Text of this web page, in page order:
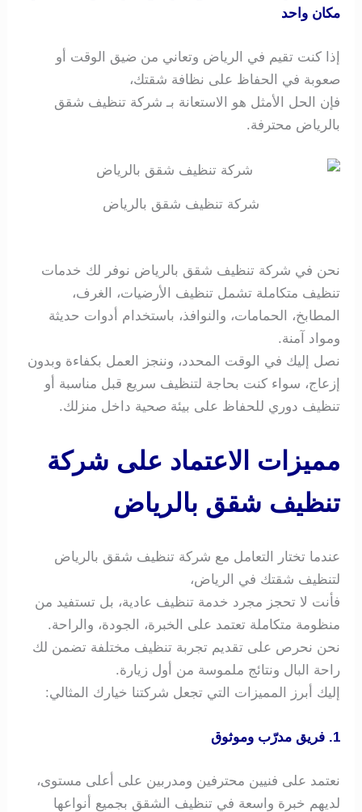
مكان واحد
إذا كنت تقيم في الرياض وتعاني من ضيق الوقت أو
صعوبة في الحفاظ على نظافة شقتك،
فإن الحل الأمثل هو الاستعانة بـ شركة تنظيف شقق
بالرياض محترفة.
شركة تنظيف شقق بالرياض
نحن في شركة تنظيف شقق بالرياض نوفر لك خدمات
تنظيف متكاملة تشمل تنظيف الأرضيات، الغرف،
المطابخ، الحمامات، والنوافذ، باستخدام أدوات حديثة
ومواد آمنة.
نصل إليك في الوقت المحدد، وننجز العمل بكفاءة وبدون
إزعاج، سواء كنت بحاجة لتنظيف سريع قبل مناسبة أو
تنظيف دوري للحفاظ على بيئة صحية داخل منزلك.
مميزات الاعتماد على شركة
تنظيف شقق بالرياض
عندما تختار التعامل مع شركة تنظيف شقق بالرياض
لتنظيف شقتك في الرياض،
فأنت لا تحجز مجرد خدمة تنظيف عادية، بل تستفيد من
منظومة متكاملة تعتمد على الخبرة، الجودة، والراحة.
نحن نحرص على تقديم تجربة تنظيف مختلفة تضمن لك
راحة البال ونتائج ملموسة من أول زيارة.
إليك أبرز المميزات التي تجعل شركتنا خيارك المثالي:
1. فريق مدرّب وموثوق
نعتمد على فنيين محترفين ومدربين على أعلى مستوى،
لديهم خبرة واسعة في تنظيف الشقق بجميع أنواعها